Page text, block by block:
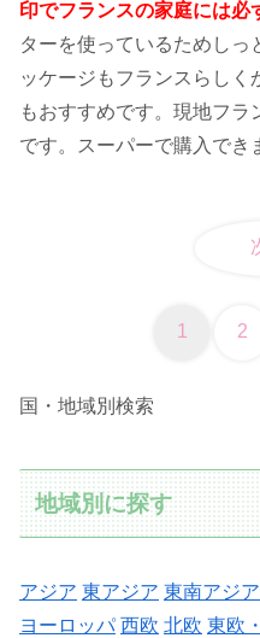
印でフランスの家庭には必
ターを使っているためし
ッケージもフランスらしく
もおすすめです。現地フラ
です。スーパーで購入でき
1 2
国・地域別検索
地域別に探す
アジア 東アジア 東南アジア
ヨーロッパ 西欧 北欧 東欧